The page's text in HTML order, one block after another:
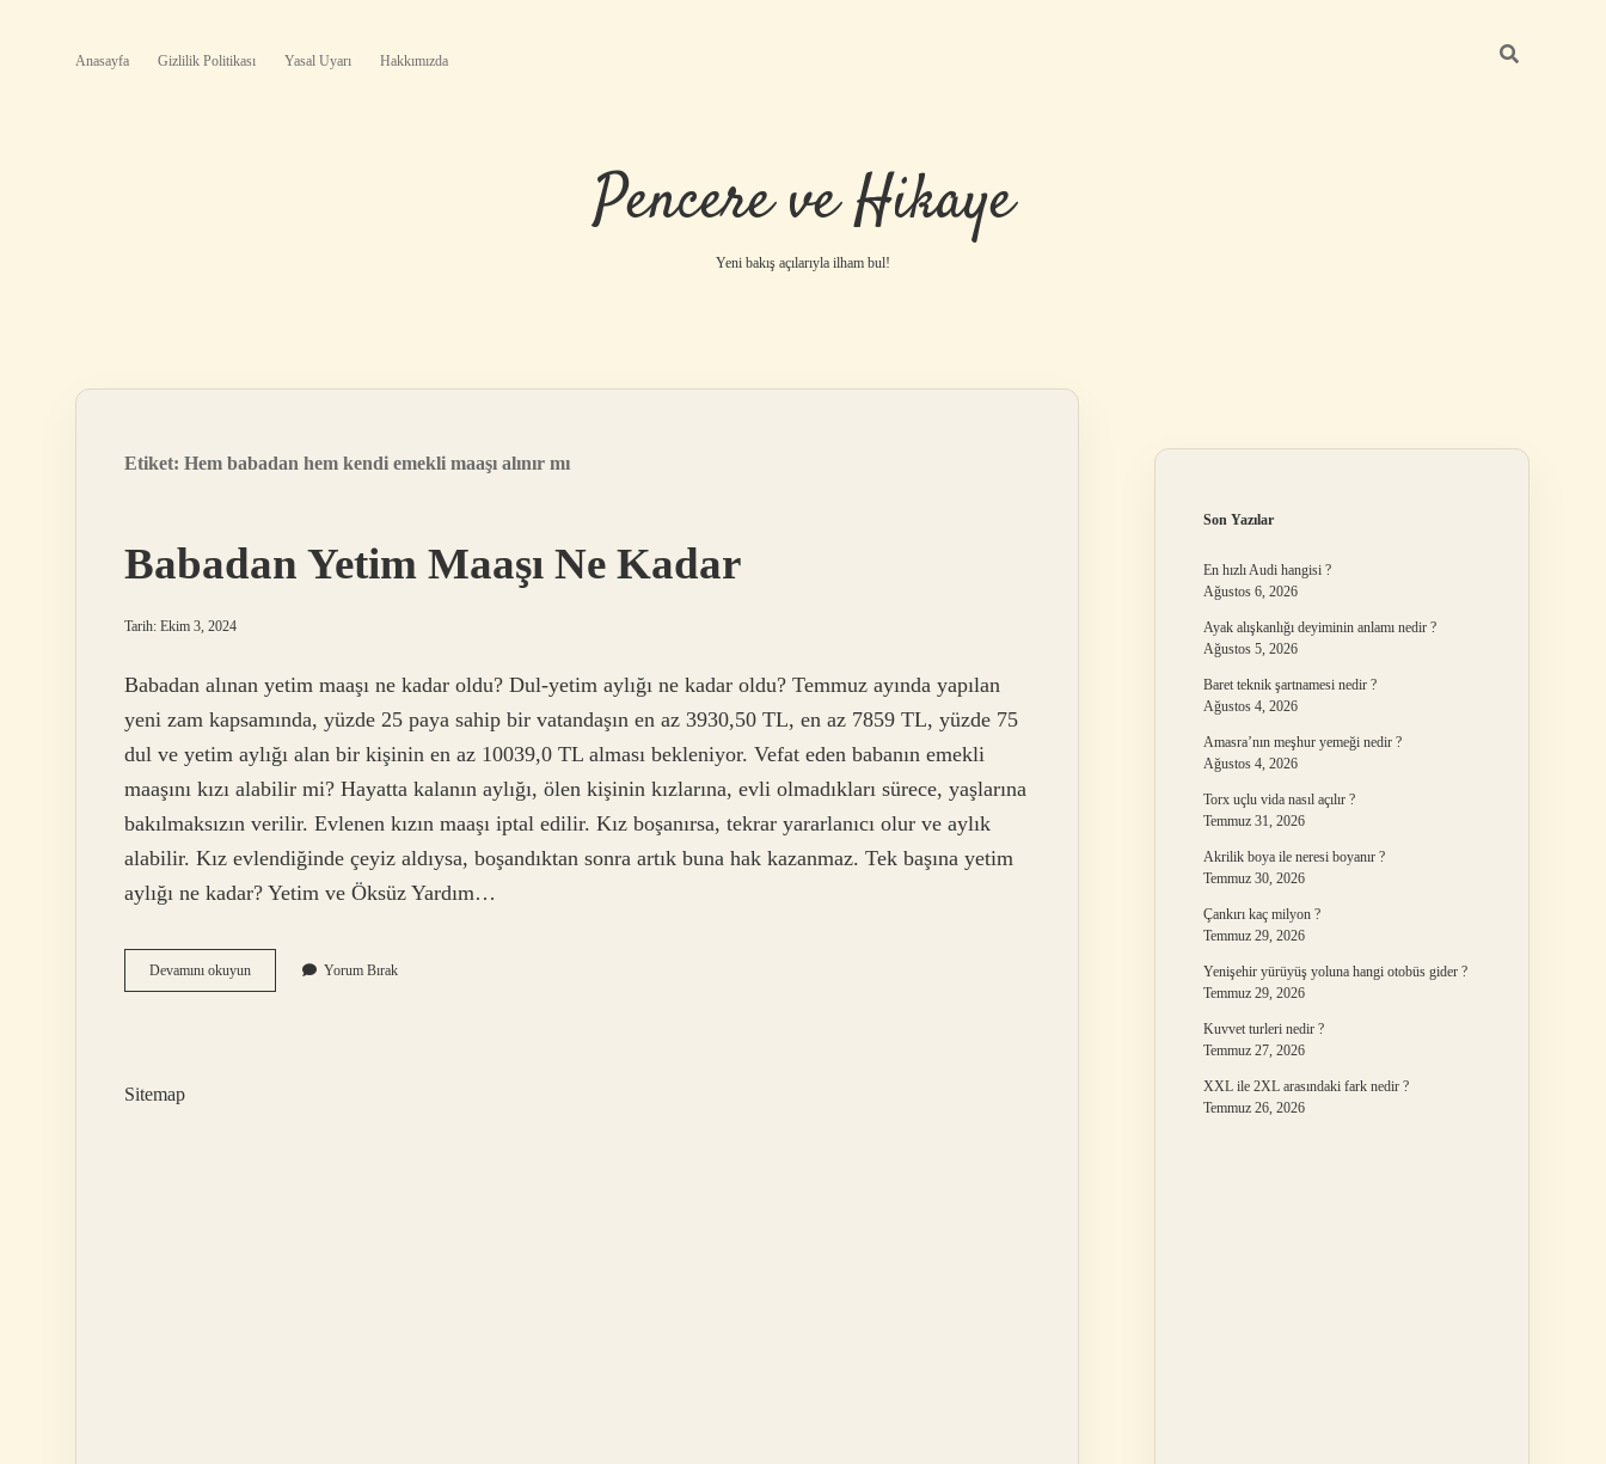
Anasayfa Gizlilik Politikası Yasal Uyarı Hakkımızda
Pencere ve Hikaye
Yeni bakış açılarıyla ilham bul!
Etiket: Hem babadan hem kendi emekli maaşı alınır mı
Babadan Yetim Maaşı Ne Kadar
Tarih: Ekim 3, 2024
Babadan alınan yetim maaşı ne kadar oldu? Dul-yetim aylığı ne kadar oldu? Temmuz ayında yapılan
yeni zam kapsamında, yüzde 25 paya sahip bir vatandaşın en az 3930,50 TL, en az 7859 TL, yüzde 75
dul ve yetim aylığı alan bir kişinin en az 10039,0 TL alması bekleniyor. Vefat eden babanın emekli
maaşını kızı alabilir mi? Hayatta kalanın aylığı, ölen kişinin kızlarına, evli olmadıkları sürece, yaşlarına
bakılmaksızın verilir. Evlenen kızın maaşı iptal edilir. Kız boşanırsa, tekrar yararlanıcı olur ve aylık
alabilir. Kız evlendiğinde çeyiz aldıysa, boşandıktan sonra artık buna hak kazanmaz. Tek başına yetim
aylığı ne kadar? Yetim ve Öksüz Yardım…
Devamını okuyunBabadan
Yetim
Yorum Bırak
Sitemap
Son Yazılar
En hızlı Audi hangisi ?
Ağustos 6, 2026
Ayak alışkanlığı deyiminin anlamı nedir ?
Ağustos 5, 2026
Baret teknik şartnamesi nedir ?
Ağustos 4, 2026
Amasra’nın meşhur yemeği nedir ?
Ağustos 4, 2026
Torx uçlu vida nasıl açılır ?
Temmuz 31, 2026
Akrilik boya ile neresi boyanır ?
Temmuz 30, 2026
Çankırı kaç milyon ?
Temmuz 29, 2026
Yenişehir yürüyüş yoluna hangi otobüs gider ?
Temmuz 29, 2026
Kuvvet turleri nedir ?
Temmuz 27, 2026
XXL ile 2XL arasındaki fark nedir ?
Temmuz 26, 2026